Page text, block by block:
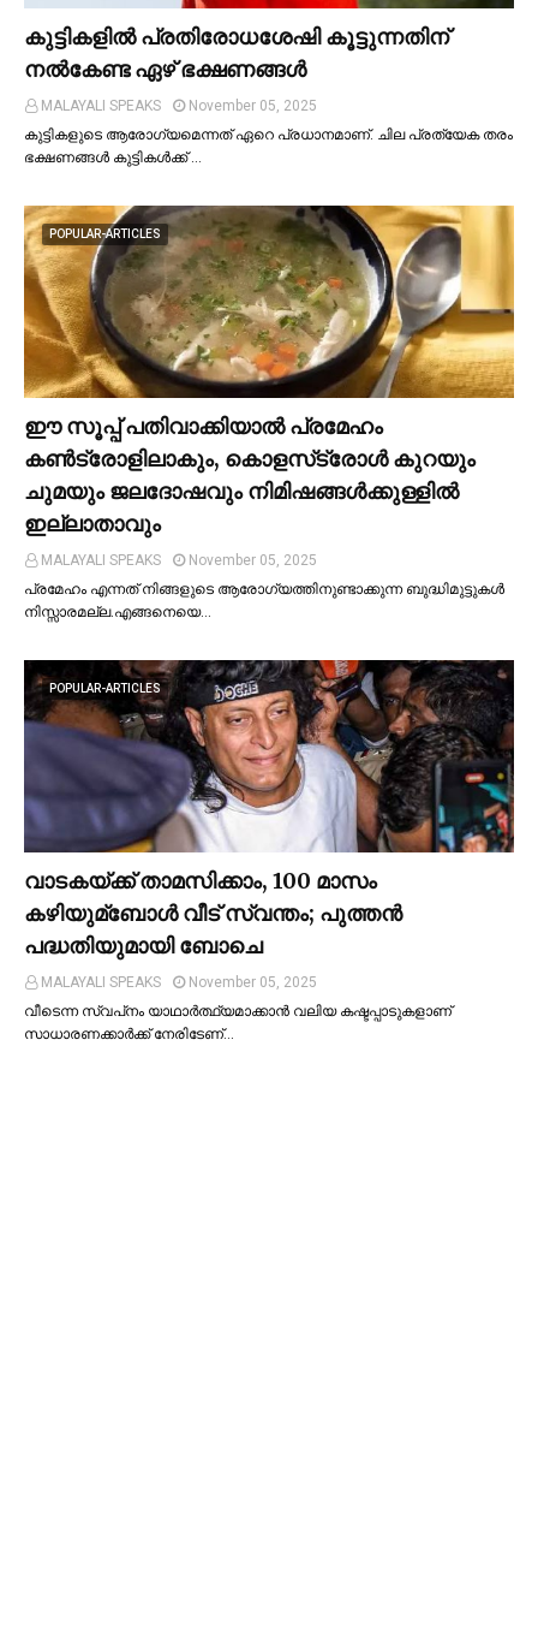
കുട്ടികളില്‍ പ്രതിരോധശേഷി കൂട്ടുന്നതിന്
നല്‍കേണ്ട ഏഴ് ഭക്ഷണങ്ങള്‍
MALAYALI SPEAKS
November 05, 2025
കുട്ടികളുടെ ആരോഗ്യമെന്നത് ഏറെ പ്രധാനമാണ്. ചില പ്രത്യേക തരം
ഭക്ഷണങ്ങള്‍ കുട്ടികള്‍ക്ക് …
POPULAR-ARTICLES
ഈ സൂപ്പ് പതിവാക്കിയാല്‍ പ്രമേഹം
കണ്‍ട്രോളിലാകും, കൊളസ്‌ട്രോള്‍ കുറയും
ചുമയും ജലദോഷവും നിമിഷങ്ങള്‍ക്കുള്ളില്‍
ഇല്ലാതാവും
MALAYALI SPEAKS
November 05, 2025
പ്രമേഹം എന്നത് നിങ്ങളുടെ ആരോഗ്യത്തിനുണ്ടാക്കുന്ന ബുദ്ധിമുട്ടുകള്‍
നിസ്സാരമല്ല.എങ്ങനെയെ…
POPULAR-ARTICLES
വാടകയ്ക്ക് താമസിക്കാം, 100 മാസം
കഴിയുമ്ബോള്‍ വീട് സ്വന്തം; പുത്തന്‍
പദ്ധതിയുമായി ബോചെ
MALAYALI SPEAKS
November 05, 2025
വീടെന്ന സ്വപ്‌നം യാഥാര്‍ത്ഥ്യമാക്കാന്‍ വലിയ കഷ്ടപ്പാടുകളാണ്
സാധാരണക്കാര്‍ക്ക് നേരിടേണ്…